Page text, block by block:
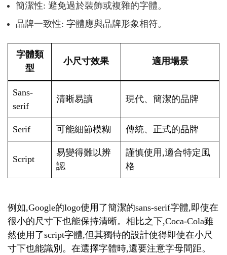
簡潔性: 避免過於裝飾或複雜的字體。
品牌一致性: 字體應與品牌形象相符。
字體類
型
小尺寸效果 適用場景
Sans-
serif
清晰易讀 現代、簡潔的品牌
Serif 可能細節模糊 傳統、正式的品牌
Script
易變得難以辨
認
謹慎使用,適合特定風
格
例如,Google的logo使用了簡潔的sans-serif字體,即使在
很小的尺寸下也能保持清晰。相比之下,Coca-Cola雖
然使用了script字體,但其獨特的設計使得即使在小尺
寸下也能識別。在選擇字體時,還要注意字母間距。